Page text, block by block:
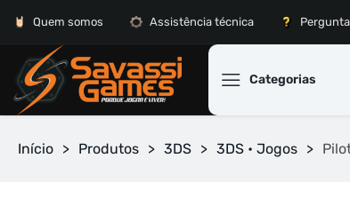
Quem somos Assistência técnica
Categorias
Início > Produtos > 3DS > 3DS • Jogos >